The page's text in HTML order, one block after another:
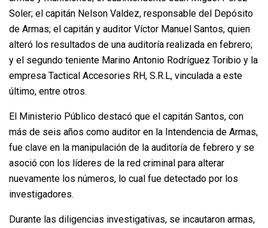
Soler; el capitán Nelson Valdez, responsable del Depósito
de Armas; el capitán y auditor Víctor Manuel Santos, quien
alteró los resultados de una auditoría realizada en febrero;
y el segundo teniente Marino Antonio Rodríguez Toribio y la
empresa Tactical Accesories RH, S.R.L, vinculada a este
último, entre otros.
El Ministerio Público destacó que el capitán Santos, con
más de seis años como auditor en la Intendencia de Armas,
fue clave en la manipulación de la auditoría de febrero y se
asoció con los líderes de la red criminal para alterar
nuevamente los números, lo cual fue detectado por los
investigadores.
Durante las diligencias investigativas, se incautaron armas,